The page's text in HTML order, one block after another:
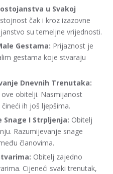
u Svakoj
čak i kroz izazovne
su temeljne vrijednosti.
Gestama: Prijaznost je
gestama koje stvaraju
Dnevnih Trenutaka:
obitelji. Nasmijanost
ih još ljepšima.
I Strpljenja: Obitelj
Razumijevanje snage
članovima.
Obitelj zajedno
Cijeneći svaki trenutak,